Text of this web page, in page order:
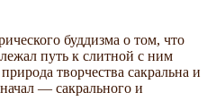
буддизма о том, что
путь к слитной с ним
творчества сакральна и
— сакрального и